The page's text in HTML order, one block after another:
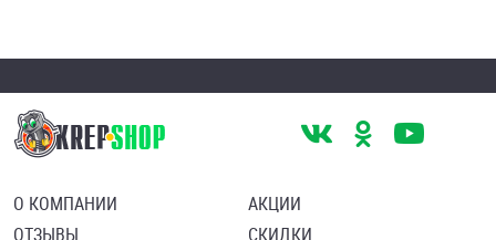
О КОМПАНИИ
ОТЗЫВЫ
АКЦИИ
СКИДКИ